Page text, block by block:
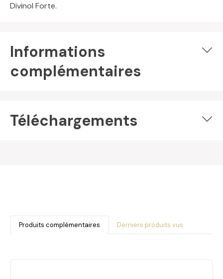
Divinol Forte.
Informations
complémentaires
Téléchargements
Produits complémentaires Derniers produits vus